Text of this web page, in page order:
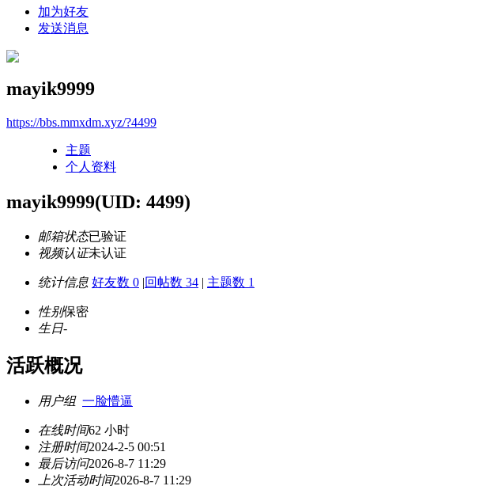
加为好友
发送消息
mayik9999
https://bbs.mmxdm.xyz/?4499
主题
个人资料
mayik9999(UID: 4499)
邮箱状态已验证
视频认证未认证
统计信息 好友数 0 |回帖数 34 | 主题数 1
性别保密
生日-
活跃概况
用户组 一脸懵逼
在线时间62 小时
注册时间2024-2-5 00:51
最后访问2026-8-7 11:29
上次活动时间2026-8-7 11:29